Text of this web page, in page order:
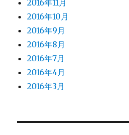
2016年11月
2016年10月
2016年9月
2016年8月
2016年7月
2016年4月
2016年3月